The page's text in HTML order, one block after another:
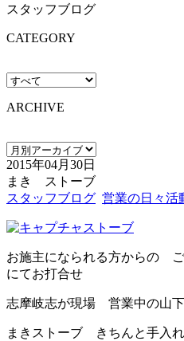
スタッフブログ
CATEGORY
ARCHIVE
2015年04月30日
まき ストーブ
スタッフブログ 営業の日々活
お施主になられる方からの
にてお打合せ
志摩岐志が現場 営業中の山下
まきストーブ きちんと手入